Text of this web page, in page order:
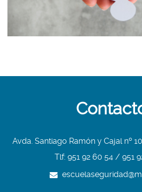
Avda. Santiago Ramón y Cajal nº
Tlf: 951 92 60 54 / 951